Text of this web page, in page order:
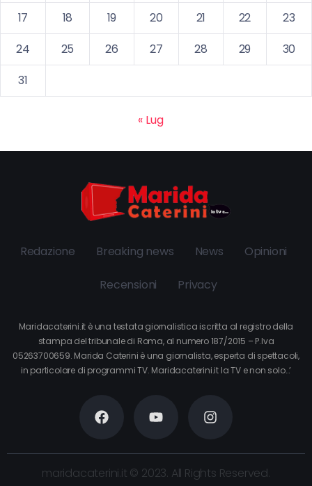
17
18 19 20 21 22
23
24
25 26 27 28 29
30
31
« Lug
Redazione Breaking news News Opinioni
Recensioni Privacy
Maridacaterini.it è una testata giornalistica iscritta al registro della
stampa del tribunale di Roma, al numero 187/2015 – P.Iva
05263700659. Marida Caterini è una giornalista, esperta di spettacoli,
in particolare di programmi TV. Maridacaterini.it la TV e non solo…’
maridacaterini.it © 2023. All Rights Reserved.